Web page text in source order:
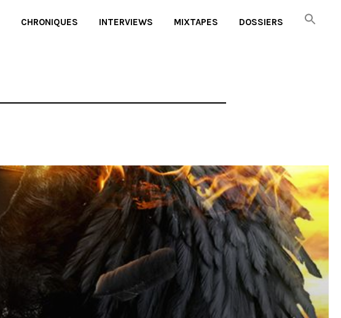
CHRONIQUES INTERVIEWS MIXTAPES DOSSIERS